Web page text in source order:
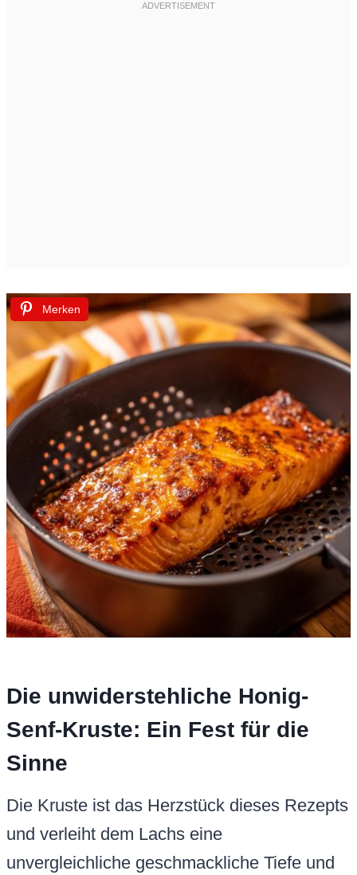
Merken
Die unwiderstehliche Honig-
Senf-Kruste: Ein Fest für die
Sinne
Die Kruste ist das Herzstück dieses Rezepts
und verleiht dem Lachs eine
unvergleichliche geschmackliche Tiefe und